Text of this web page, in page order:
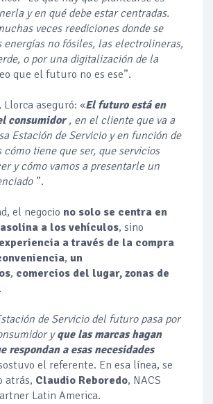
y en qué debe estar centradas.
veces reediciones donde se
energías no fósiles, las electrolineras,
o por una digitalización de la
que el futuro no es ese”.
Llorca aseguró: «El futuro está en
consumidor , en el cliente que va a
Estación de Servicio y en función de
cómo tiene que ser, que servicios
y cómo vamos a presentarle un
”.
el negocio no solo se centra en
a los vehículos, sino
experiencia a través de la compra
, un
, comercios del lugar, zonas de
de Servicio del futuro pasa por
yque las marcas hagan
respondan a esas necesidades
el referente. En esa línea, se
atrás, Claudio Reboredo, NACS
Latin America.